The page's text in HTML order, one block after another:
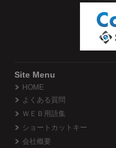
Site Menu
HOME
よくある質問
ＷＥＢ用語集
ショートカットキー
会社概要